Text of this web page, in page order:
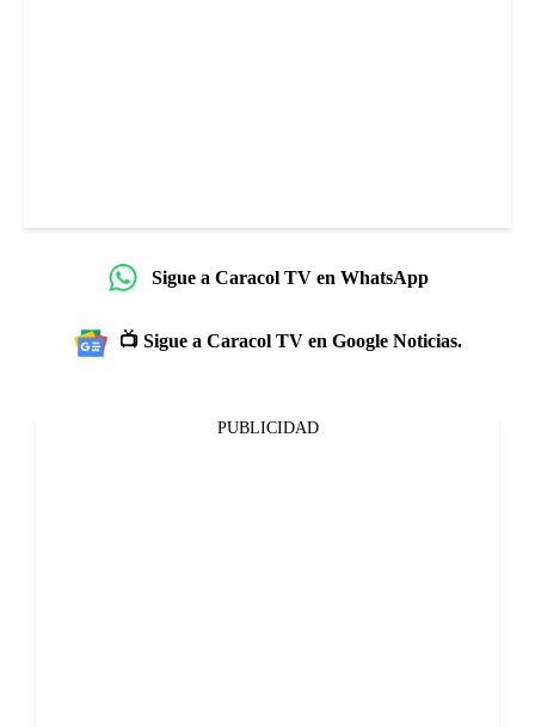
Sigue a Caracol TV en WhatsApp
📺 Sigue a Caracol TV en Google Noticias.
PUBLICIDAD